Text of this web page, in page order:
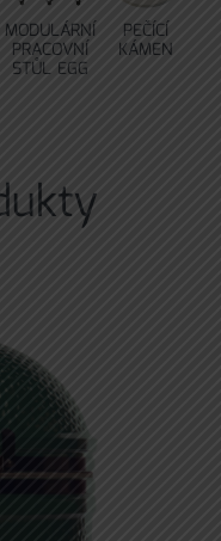
MODULÁRNÍ
PRACOVNÍ
STŮL EGG
PEČÍCÍ
KÁMEN